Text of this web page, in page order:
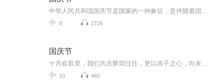
8 1726
国庆节
10 465